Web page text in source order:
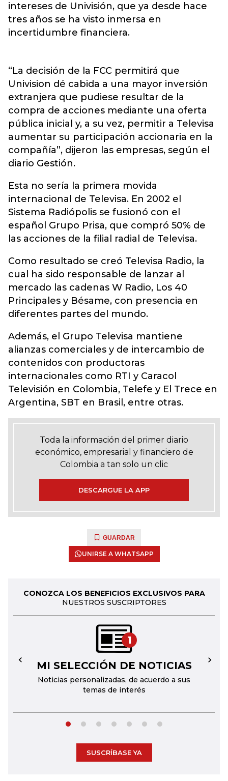
intereses de Univisión, que ya desde hace
tres años se ha visto inmersa en
incertidumbre financiera.
“La decisión de la FCC permitirá que
Univision dé cabida a una mayor inversión
extranjera que pudiese resultar de la
compra de acciones mediante una oferta
pública inicial y, a su vez, permitir a Televisa
aumentar su participación accionaria en la
compañía”, dijeron las empresas, según el
diario Gestión.
Esta no sería la primera movida
internacional de Televisa. En 2002 el
Sistema Radiópolis se fusionó con el
español Grupo Prisa, que compró 50% de
las acciones de la filial radial de Televisa.
Como resultado se creó Televisa Radio, la
cual ha sido responsable de lanzar al
mercado las cadenas W Radio, Los 40
Principales y Bésame, con presencia en
diferentes partes del mundo.
Además, el Grupo Televisa mantiene
alianzas comerciales y de intercambio de
contenidos con productoras
internacionales como RTI y Caracol
Televisión en Colombia, Telefe y El Trece en
Argentina, SBT en Brasil, entre otras.
Toda la información del primer diario
económico, empresarial y financiero de
Colombia a tan solo un clic
DESCARGUE LA APP
GUARDAR
UNIRSE A WHATSAPP
CONOZCA LOS BENEFICIOS EXCLUSIVOS PARA
NUESTROS SUSCRIPTORES
1
MI SELECCIÓN DE NOTICIAS
Noticias personalizadas, de acuerdo a sus
temas de interés
← →
SUSCRÍBASE YA